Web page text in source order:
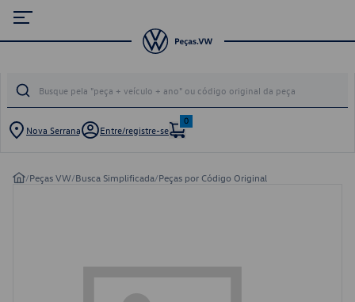
Nova Serrana Entre/registre-se
0
/Peças VW/Busca Simplificada/Peças por Código Original